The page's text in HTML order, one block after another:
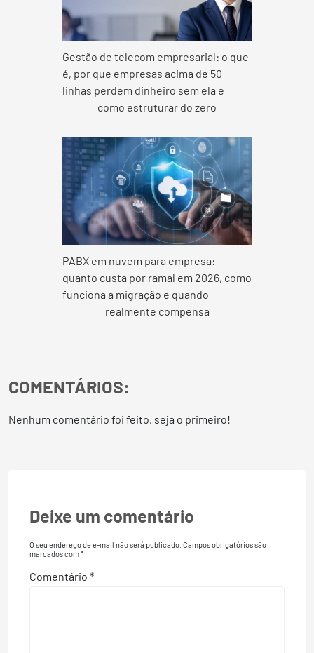
Gestão de telecom empresarial: o que
é, por que empresas acima de 50
linhas perdem dinheiro sem ela e
como estruturar do zero
PABX em nuvem para empresa:
quanto custa por ramal em 2026, como
funciona a migração e quando
realmente compensa
COMENTÁRIOS:
Nenhum comentário foi feito, seja o primeiro!
Deixe um comentário
O seu endereço de e-mail não será publicado. Campos obrigatórios são
marcados com*
Comentário *